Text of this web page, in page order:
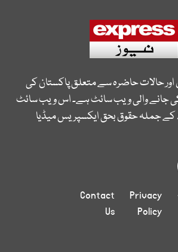
اور حالات حاضرہ سے متعلق پاکستان کی
جانے والی ویب سائٹ ہے۔ اس ویب سائٹ
کے جملہ حقوق بحق ایکسپریس میڈیا
Privacy
Policy
Contact
Us